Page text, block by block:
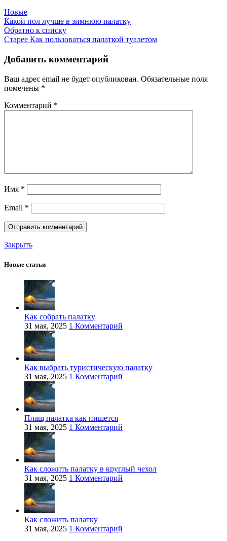
Новые
Какой пол лучше в зимнюю палатку
Обратно к списку
Старее Как пользоваться палаткой туалетом
Добавить комментарий
Ваш адрес email не будет опубликован. Обязательные поля
помечены *
Комментарий *
Имя *
Email *
Закрыть
Новые статьи
Как собрать палатку
31 мая, 2025 1 Комментарий
Как выбрать туристическую палатку
31 мая, 2025 1 Комментарий
Плащ палатка как пишется
31 мая, 2025 1 Комментарий
Как сложить палатку в круглый чехол
31 мая, 2025 1 Комментарий
Как сложить палатку
31 мая, 2025 1 Комментарий